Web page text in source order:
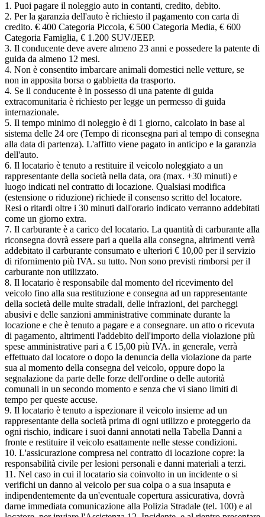
1. Puoi pagare il noleggio auto in contanti, credito, debito.
2. Per la garanzia dell'auto è richiesto il pagamento con carta di
credito. € 400 Categoria Piccola, € 500 Categoria Media, € 600
Categoria Famiglia, € 1.200 SUV/JEEP.
3. Il conducente deve avere almeno 23 anni e possedere la patente di
guida da almeno 12 mesi.
4. Non è consentito imbarcare animali domestici nelle vetture, se
non in apposita borsa o gabbietta da trasporto.
4. Se il conducente è in possesso di una patente di guida
extracomunitaria è richiesto per legge un permesso di guida
internazionale.
5. Il tempo minimo di noleggio è di 1 giorno, calcolato in base al
sistema delle 24 ore (Tempo di riconsegna pari al tempo di consegna
alla data di partenza). L'affitto viene pagato in anticipo e la garanzia
dell'auto.
6. Il locatario è tenuto a restituire il veicolo noleggiato a un
rappresentante della società nella data, ora (max. +30 minuti) e
luogo indicati nel contratto di locazione. Qualsiasi modifica
(estensione o riduzione) richiede il consenso scritto del locatore.
Resi o ritardi oltre i 30 minuti dall'orario indicato verranno addebitati
come un giorno extra.
7. Il carburante è a carico del locatario. La quantità di carburante alla
riconsegna dovrà essere pari a quella alla consegna, altrimenti verrà
addebitato il carburante consumato e ulteriori € 10,00 per il servizio
di rifornimento più IVA. su tutto. Non sono previsti rimborsi per il
carburante non utilizzato.
8. Il locatario è responsabile dal momento del ricevimento del
veicolo fino alla sua restituzione e consegna ad un rappresentante
della società delle multe stradali, delle infrazioni, dei parcheggi
abusivi e delle sanzioni amministrative comminate durante la
locazione e che è tenuto a pagare e a consegnare. un atto o ricevuta
di pagamento, altrimenti l'addebito dell'importo della violazione più
spese amministrative pari a € 15,00 più IVA. in generale, verrà
effettuato dal locatore o dopo la denuncia della violazione da parte
sua al momento della consegna del veicolo, oppure dopo la
segnalazione da parte delle forze dell'ordine o delle autorità
comunali in un secondo momento e senza che vi siano limiti di
tempo per queste accuse.
9. Il locatario è tenuto a ispezionare il veicolo insieme ad un
rappresentante della società prima di ogni utilizzo e proteggerlo da
ogni rischio, indicare i suoi danni annotati nella Tabella Danni a
fronte e restituire il veicolo esattamente nelle stesse condizioni.
10. L'assicurazione compresa nel contratto di locazione copre: la
responsabilità civile per lesioni personali e danni materiali a terzi.
11. Nel caso in cui il locatario sia coinvolto in un incidente o si
verifichi un danno al veicolo per sua colpa o a sua insaputa e
indipendentemente da un'eventuale copertura assicurativa, dovrà
darne immediata comunicazione alla Polizia Stradale (tel. 100) e al